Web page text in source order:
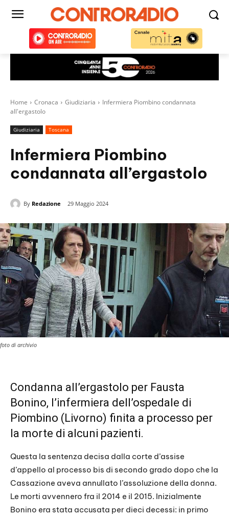
Home Cronaca Giudiziaria
Infermiera Piombino condannata
all'ergastolo
Giudiziaria Toscana
Infermiera Piombino
condannata all’ergastolo
By Redazione 29 Maggio 2024
foto di archivio
Condanna all’ergastolo per Fausta
Bonino, l’infermiera dell’ospedale di
Piombino (Livorno) finita a processo per
la morte di alcuni pazienti.
Questa la sentenza decisa dalla corte d’assise
d’appello al processo bis di secondo grado dopo che la
Cassazione aveva annullato l’assoluzione della donna.
Le morti avvennero fra il 2014 e il 2015. Inizialmente
Bonino era stata accusata per dieci decessi: in primo